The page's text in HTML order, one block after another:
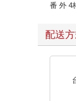
番 外 4
配送